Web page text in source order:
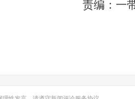
责编：一